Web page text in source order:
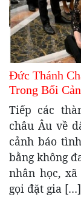
Đức Thánh
Trong Bối
Tiếp các
châu Âu về
cảnh báo
bằng không
nhân học,
gọi đặt gia […]